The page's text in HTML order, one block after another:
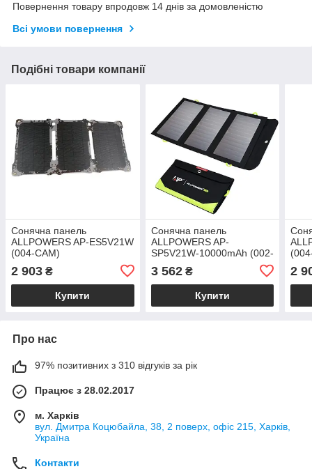
Повернення товару впродовж 14 днів за домовленістю
Всі умови повернення
Подібні товари компанії
Сонячна панель
ALLPOWERS AP-ES5V21W
(004-CAM)
2 903 ₴
Купити
Сонячна панель
ALLPOWERS AP-
SP5V21W-10000mAh (002-
3 562₴
Купити
2
Про нас
97% позитивних з 310 відгуків за рік
Працює з 28.02.2017
м. Харків
вул. Дмитра Коцюбайла, 38, 2 поверх, офіс 215, Харків,
Україна
Контакти